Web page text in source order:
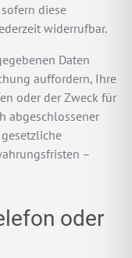
diese
widerrufbar.
Daten
auffordern, Ihre
oder der Zweck für
abgeschlossener
–
oder